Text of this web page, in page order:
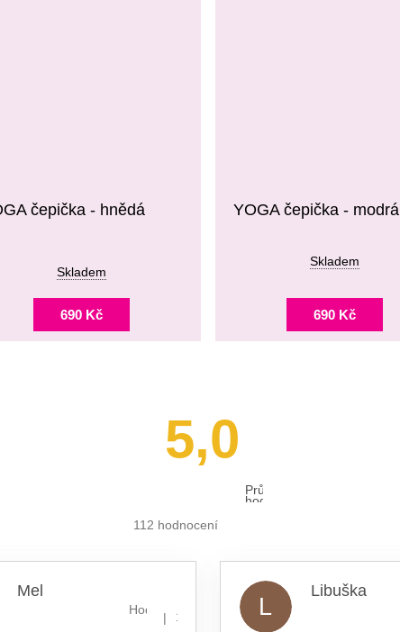
čepička - hnědá
Skladem
690 Kč
YOGA čepička - modrá
Skladem
690 Kč
5,0
Průměrné
hodnocení
112 hodnocení
Mel
Hodnocení obchodu je 5 z 5 hvězdiček.
| 16.7.2026 L
Libuška